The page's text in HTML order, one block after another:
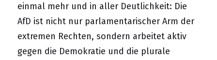
einmal mehr und in aller Deutlichkeit: Die
AfD ist nicht nur parlamentarischer Arm der
extremen Rechten, sondern arbeitet aktiv
gegen die Demokratie und die plurale